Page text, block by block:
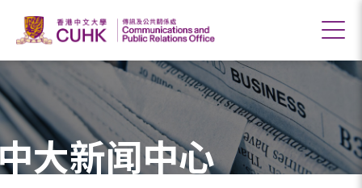
大新闻中心